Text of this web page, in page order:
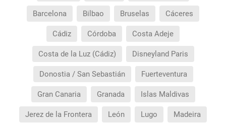
Barcelona Bilbao Bruselas Cáceres
Cádiz Córdoba Costa Adeje
Costa de la Luz (Cádiz) Disneyland Paris
Donostia / San Sebastián Fuerteventura
Gran Canaria Granada Islas Maldivas
Jerez de la Frontera León Lugo Madeira